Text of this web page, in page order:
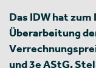
Das IDW hat
Überarbeitung
und 3e AStG,